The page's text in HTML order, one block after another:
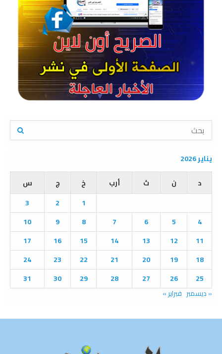
S
r
c
o
E
A
R
C
H
يناير 2026
د
ن ث أرب خ ج
س
1
2
3
4
5
6
7
8
9
10
11
12
13
14
15
16
17
18
19
20
21
22
23
24
25
26
27
28
29
30
31
« ديسمبر فبراير »